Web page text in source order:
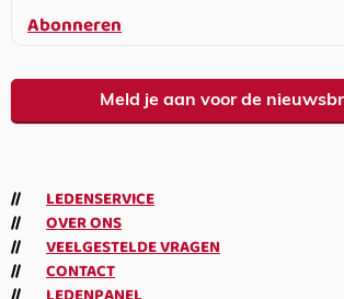
Abonneren
Meld je aan voor de
LEDENSERVICE
OVER ONS
VEELGESTELDE VRAGEN
CONTACT